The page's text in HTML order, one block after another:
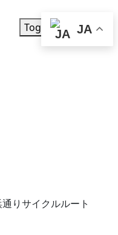
Toggle navigation
JA